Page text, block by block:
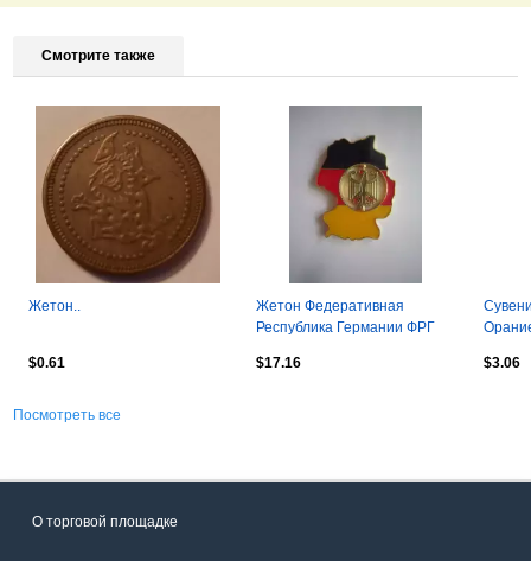
Смотрите также
Жетон..
$0.61
Жетон Федеративная
Республика Германии ФРГ
$17.16
$3.06
Посмотреть все
О торговой площадке